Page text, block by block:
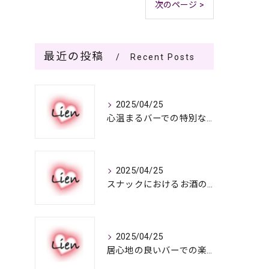
次のページ >
最近の投稿 Recent Posts
2025/04/25
心温まるバーでの特別なひととき
2025/04/25
スナックにおけるお酒の多彩さと楽しみ方
2025/04/25
居心地の良いバーでの楽しみ方